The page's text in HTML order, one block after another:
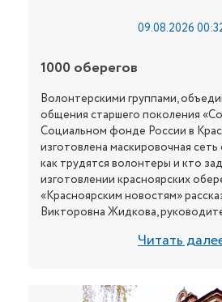
09.08.2026
1000 оберегов
Волонтерскими группами,
общения старшего поколения
Социальном фонде России в
изготовлена маскировочная
как трудятся волонтеры и кто
изготовлении красноярских
«Красноярским новостям»
Викторовна Жидкова,
Читать